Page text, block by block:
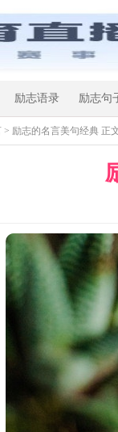
励志语录 励志句
> 励志的名言美句经典 正